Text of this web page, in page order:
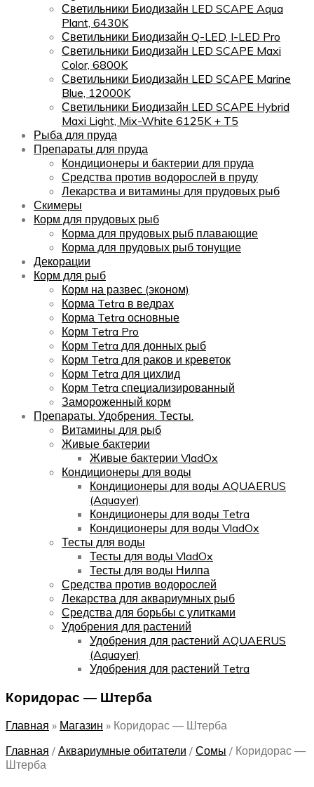
Светильники Биодизайн LED SCAPE Aqua
Plant, 6430K
Светильники Биодизайн Q-LED, I-LED Pro
Светильники Биодизайн LED SCAPE Maxi
Color, 6800K
Светильники Биодизайн LED SCAPE Marine
Blue, 12000K
Светильники Биодизайн LED SCAPE Hybrid
Maxi Light, Mix-White 6125K + T5
Рыба для пруда
Препараты для пруда
Кондиционеры и бактерии для пруда
Средства против водорослей в пруду
Лекарства и витамины для прудовых рыб
Скимеры
Корм для прудовых рыб
Корма для прудовых рыб плавающие
Корма для прудовых рыб тонущие
Декорации
Корм для рыб
Корм на развес (эконом)
Корма Tetra в ведрах
Корма Tetra основные
Корм Tetra Pro
Корм Tetra для донных рыб
Корм Tetra для раков и креветок
Корм Tetra для цихлид
Корм Tetra специализированный
Замороженный корм
Препараты. Удобрения. Тесты.
Витамины для рыб
Живые бактерии
Живые бактерии VladOx
Кондиционеры для воды
Кондиционеры для воды AQUAERUS
(Aquayer)
Кондиционеры для воды Tetra
Кондиционеры для воды VladOx
Тесты для воды
Тесты для воды VladOx
Тесты для воды Нилпа
Средства против водорослей
Лекарства для аквариумных рыб
Средства для борьбы с улитками
Удобрения для растений
Удобрения для растений AQUAERUS
(Aquayer)
Удобрения для растений Tetra
Коридорас — Штерба
Главная » Магазин » Коридорас — Штерба
Главная / Аквариумные обитатели / Сомы / Коридорас —
Штерба